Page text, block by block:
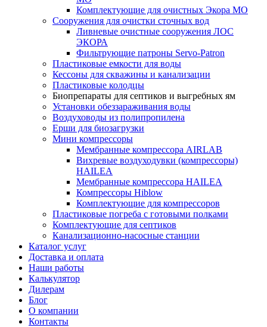
Комплектующие для очистных Экора МО
Сооружения для очистки сточных вод
Ливневые очистные сооружения ЛОС
ЭКОРА
Фильтрующие патроны Servo-Patron
Пластиковые емкости для воды
Кессоны для скважины и канализации
Пластиковые колодцы
Биопрепараты для септиков и выгребных ям
Установки обеззараживания воды
Воздуховоды из полипропилена
Ерши для биозагрузки
Мини компрессоры
Мембранные компрессора AIRLAB
Вихревые воздуходувки (компрессоры)
HAILEA
Мембранные компрессора HAILEA
Компрессоры Hiblow
Комплектующие для компрессоров
Пластиковые погреба с готовыми полками
Комплектующие для септиков
Канализационно-насосные станции
Каталог услуг
Доставка и оплата
Наши работы
Калькулятор
Дилерам
Блог
О компании
Контакты